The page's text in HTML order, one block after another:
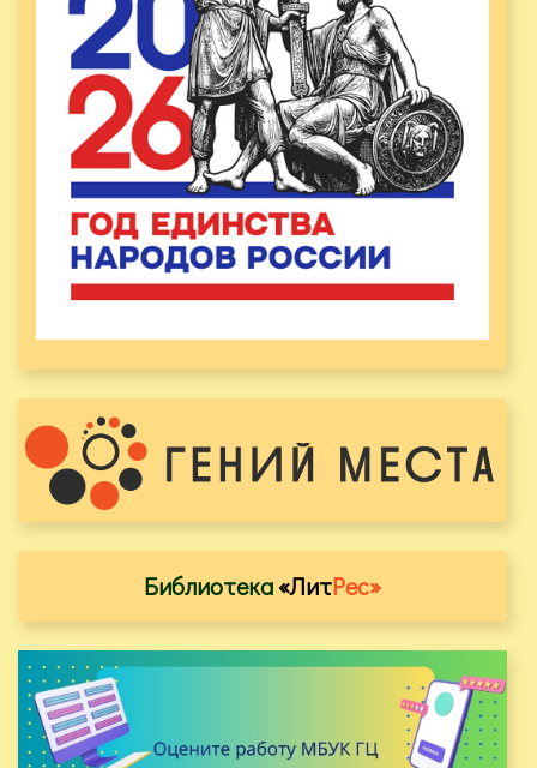
Библиотека«ЛитРес»